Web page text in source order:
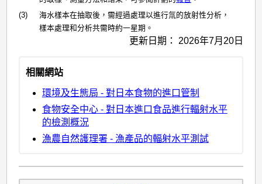
(3)
海水樣本在抽取後，需經過處理以進行氚的放射性分析，
樣本處理和分析共需時約一星期。
更新日期： 2026年7月20日
相關網站
環境及生態局 - 對日本食物的進口管制
食物安全中心 - 對日本進口食品進行輻射水平
的檢測概況
漁農自然護理署 - 漁產品的輻射水平測試